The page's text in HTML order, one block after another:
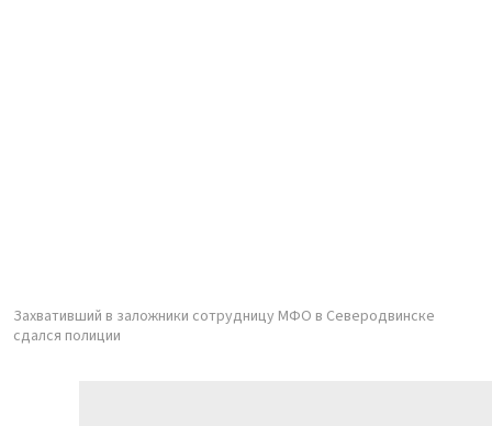
Захвативший в заложники сотрудницу МФО в Северодвинске
сдался полиции